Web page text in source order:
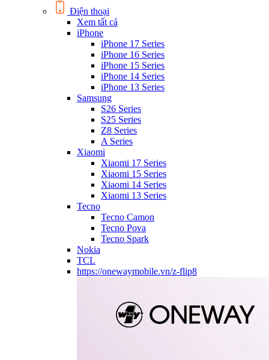
Điện thoại
Xem tất cả
iPhone
iPhone 17 Series
iPhone 16 Series
iPhone 15 Series
iPhone 14 Series
iPhone 13 Series
Samsung
S26 Series
S25 Series
Z8 Series
A Series
Xiaomi
Xiaomi 17 Series
Xiaomi 15 Series
Xiaomi 14 Series
Xiaomi 13 Series
Tecno
Tecno Camon
Tecno Pova
Tecno Spark
Nokia
TCL
https://onewaymobile.vn/z-flip8